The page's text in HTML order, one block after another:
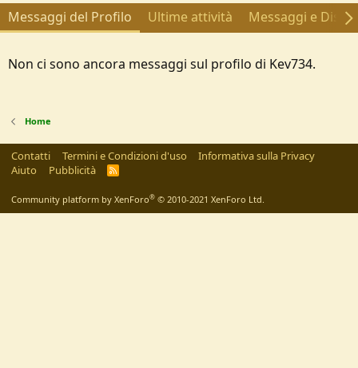
Messaggi del Profilo Ultime attività Messaggi e
Non ci sono ancora messaggi sul profilo di Kev734.
Home
Contatti Termini e Condizioni d'uso
Informativa sulla Privacy
Aiuto
Pubblicità
R
Community platform by XenForo® © 2010-2021 XenForo Ltd.